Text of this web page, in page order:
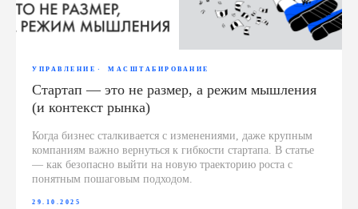
УПРАВЛЕНИЕ МАСШТАБИРОВАНИЕ
Стартап — это не размер, а режим мышления
(и контекст рынка)
Когда бизнес сталкивается с изменениями, даже крупным
компаниям важно вернуться к гибкости стартапа. В статье
— как безопасно выйти на новую траекторию роста с
понятным пошаговым подходом.
29.10.2025